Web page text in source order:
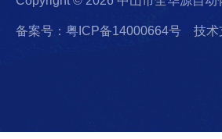
备案号：粤ICP备14000664号 技术